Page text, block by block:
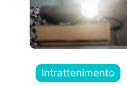
Intrattenimento